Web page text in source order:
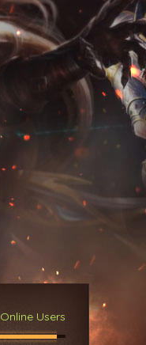
Online Users